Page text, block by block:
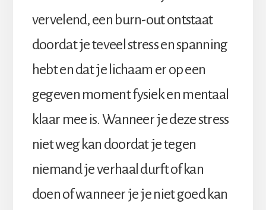
vervelend, een burn-out ontstaat
doordat je teveel stress en spanning
hebt en dat je lichaam er op een
gegeven moment fysiek en mentaal
klaar mee is. Wanneer je deze stress
niet weg kan doordat je tegen
niemand je verhaal durft of kan
doen of wanneer je je niet goed kan